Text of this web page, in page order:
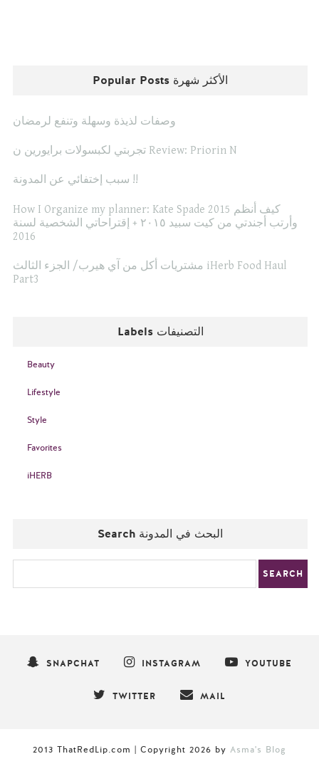
Popular Posts الأكثر شهرة
وصفات لذيذة وسهلة وتنفع لرمضان
تجربتي لكبسولات برايورين ن Review: Priorin N
سبب إختفائي عن المدونة !!
How I Organize my planner: Kate Spade 2015 كيف أنظم
وأرتب أجندتي من كيت سبيد ٢٠١٥ + إقتراحاتي الشخصية لسنة
2016
مشتريات أكل من آي هيرب/ الجزء الثالث iHerb Food Haul
Part3
Labels التصنيفات
Beauty
Lifestyle
Style
Favorites
iHERB
Search البحث في المدونة
SNAPCHAT INSTAGRAM YOUTUBE
TWITTER MAIL
2013 ThatRedLip.com | Copyright 2026 by Asma's Blog